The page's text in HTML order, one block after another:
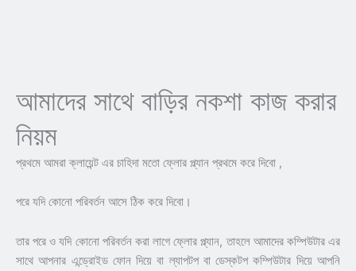
আমাদের সাথে বাড়ির নকশা কাজ করার
নিয়ম
প্রথমে আমরা ক্লায়েন্ট এর চাহিদা মতো ফ্লোর প্ল্যান প্রথমে করে দিবো ,
পরে যদি কোনো পরিবর্তন আসে ঠিক করে দিবো।
তার পরে ও যদি কোনো পরিবর্তন করা লাগে ফ্লোর প্ল্যান, তাহলে আমাদের কম্পিউটার এর
সাথে আপনার এন্ড্রোইড ফোন দিয়ে বা ল্যাপটপ বা ডেস্কটপ কম্পিউটার দিয়ে আপনি